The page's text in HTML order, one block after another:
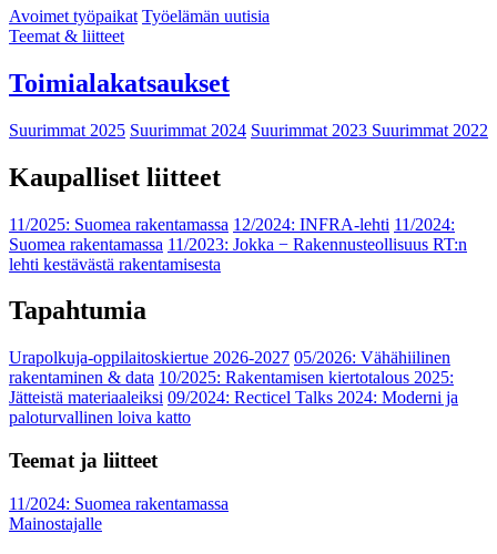
Avoimet työpaikat Työelämän uutisia
Teemat & liitteet
Toimialakatsaukset
Suurimmat 2025 Suurimmat 2024 Suurimmat 2023 Suurimmat 2022
Kaupalliset liitteet
11/2025: Suomea rakentamassa 12/2024: INFRA-lehti 11/2024:
Suomea rakentamassa 11/2023: Jokka − Rakennusteollisuus RT:n
lehti kestävästä rakentamisesta
Tapahtumia
Urapolkuja-oppilaitoskiertue 2026-2027 05/2026: Vähähiilinen
rakentaminen & data 10/2025: Rakentamisen kiertotalous 2025:
Jätteistä materiaaleiksi 09/2024: Recticel Talks 2024: Moderni ja
paloturvallinen loiva katto
Teemat ja liitteet
11/2024: Suomea rakentamassa
Mainostajalle